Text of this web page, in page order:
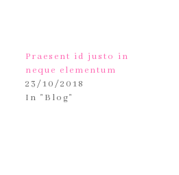
Praesent id justo in
neque elementum
23/10/2018
In "Blog"